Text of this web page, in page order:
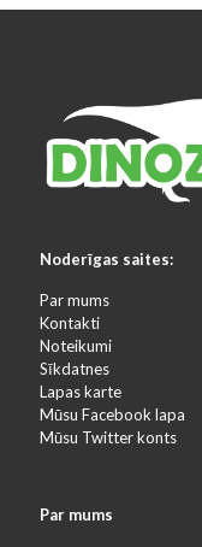
Noderīgas saites:
Par mums
Kontakti
Noteikumi
Sīkdatnes
Lapas karte
Mūsu Facebook lapa
Mūsu Twitter konts
Par mums